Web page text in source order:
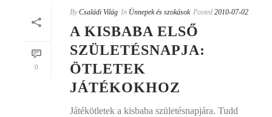
0
By Családi Világ In Ünnepek és szokások Posted 2010-07-02
A KISBABA ELSŐ
SZÜLETÉSNAPJA:
ÖTLETEK
JÁTÉKOKHOZ
Játékötletek a kisbaba születésnapjára. Tudd